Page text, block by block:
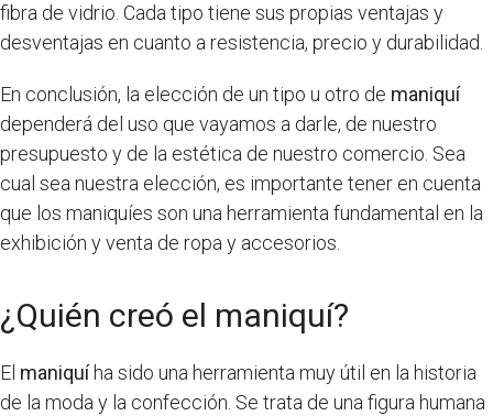
fibra de vidrio. Cada tipo tiene sus propias ventajas y
desventajas en cuanto a resistencia, precio y durabilidad.
En conclusión, la elección de un tipo u otro de maniquí
dependerá del uso que vayamos a darle, de nuestro
presupuesto y de la estética de nuestro comercio. Sea
cual sea nuestra elección, es importante tener en cuenta
que los maniquíes son una herramienta fundamental en la
exhibición y venta de ropa y accesorios.
¿Quién creó el maniquí?
El maniquíha sido una herramienta muy útil en la historia
de la moda y la confección. Se trata de una figura humana